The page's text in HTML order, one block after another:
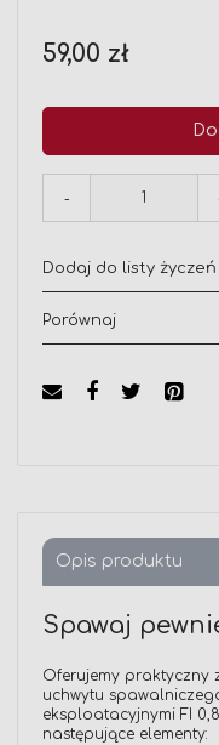
59,00 zł
-
Dodaj do listy życzeń
Porównaj
Opis produktu
Spawaj
Oferujemy praktyczny
uchwytu
eksploatacyjnymi FI
następujące elementy: